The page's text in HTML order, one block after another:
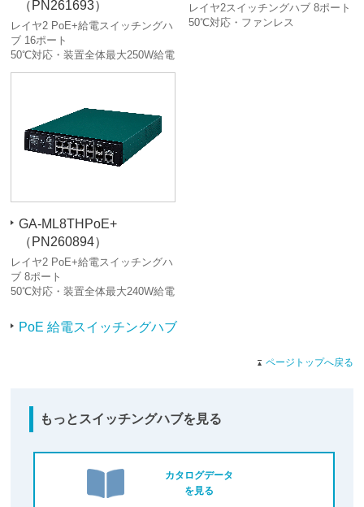
（PN261693）
レイヤ2 PoE+給電スイッチングハ
ブ 16ポート
50℃対応・装置全体最大250W給電
レイヤ2スイッチングハブ 8ポート
50℃対応・ファンレス
GA-ML8THPoE+
（PN260894）
レイヤ2 PoE+給電スイッチングハ
ブ 8ポート
50℃対応・装置全体最大240W給電
PoE 給電スイッチングハブ
ページトップへ戻る
もっとスイッチングハブを見る
カタログデータ
を見る